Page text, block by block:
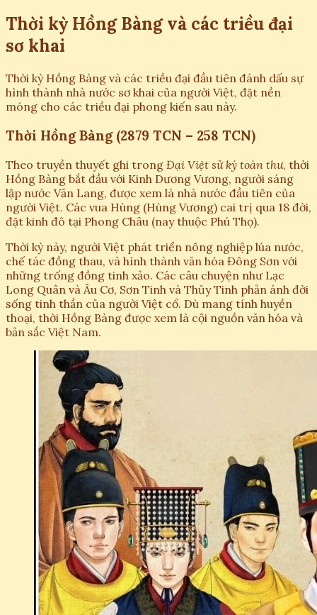
Thời kỳ Hồng Bàng và các triều đại
sơ khai
Thời kỳ Hồng Bàng và các triều đại đầu tiên đánh dấu sự
hình thành nhà nước sơ khai của người Việt, đặt nền
móng cho các triều đại phong kiến sau này.
Thời Hồng Bàng (2879 TCN – 258 TCN)
Theo truyền thuyết ghi trong Đại Việt sử ký toàn thư, thời
Hồng Bàng bắt đầu với Kinh Dương Vương, người sáng
lập nước Văn Lang, được xem là nhà nước đầu tiên của
người Việt. Các vua Hùng (Hùng Vương) cai trị qua 18 đời,
đặt kinh đô tại Phong Châu (nay thuộc Phú Thọ).
Thời kỳ này, người Việt phát triển nông nghiệp lúa nước,
chế tác đồng thau, và hình thành văn hóa Đông Sơn với
những trống đồng tinh xảo. Các câu chuyện như Lạc
Long Quân và Âu Cơ, Sơn Tinh và Thủy Tinh phản ánh đời
sống tinh thần của người Việt cổ. Dù mang tính huyền
thoại, thời Hồng Bàng được xem là cội nguồn văn hóa và
bản sắc Việt Nam.